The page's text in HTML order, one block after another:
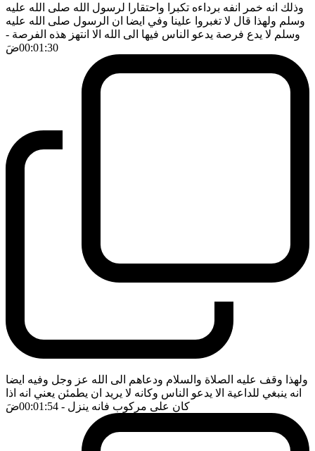
وذلك انه خمر انفه برداءه تكبرا واحتقارا لرسول الله صلى الله عليه
وسلم ولهذا قال لا تغبروا علينا وفي ايضا ان الرسول صلى الله عليه
وسلم لا يدع فرصة يدعو الناس فيها الى الله الا انتهز هذه الفرصة -
00:01:30ضَ
ولهذا وقف عليه الصلاة والسلام ودعاهم الى الله عز وجل وفيه ايضا
انه ينبغي للداعية الا يدعو الناس وكانه لا يريد ان يطمئن يعني انه اذا
كان على مركوب فانه ينزل - 00:01:54 ضَ